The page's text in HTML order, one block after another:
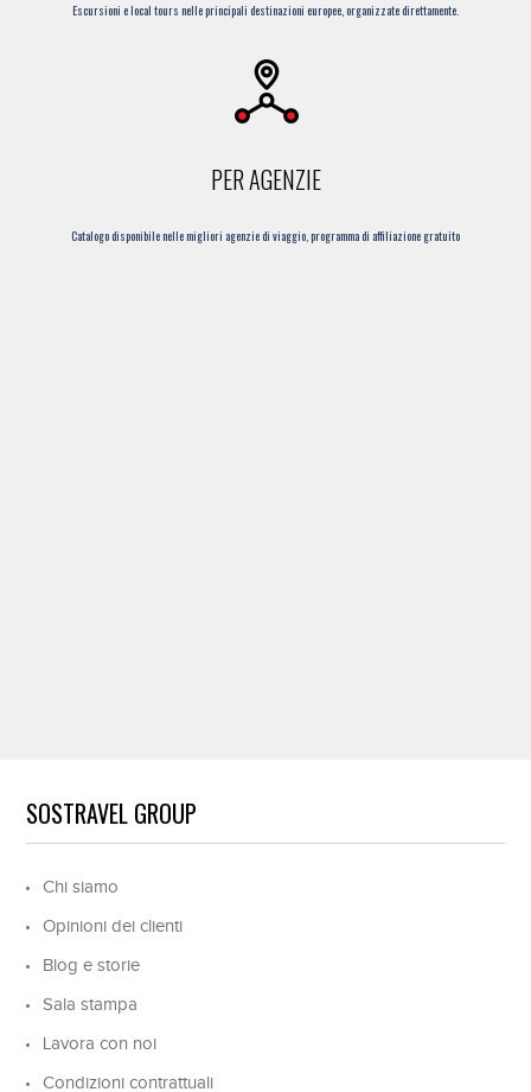
Escursioni e local tours nelle principali destinazioni europee, organizzate direttamente.
PER AGENZIE
Catalogo disponibile nelle migliori agenzie di viaggio, programma di affiliazione gratuito
SOSTRAVEL GROUP
Chi siamo
Opinioni dei clienti
Blog e storie
Sala stampa
Lavora con noi
Condizioni contrattuali